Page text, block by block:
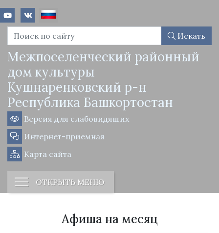
Искать
Межпоселенческий районный
дом культуры
Кушнаренковский р-н
Республика Башкортостан
Версия для слабовидящих
Интернет-приемная
Карта сайта
ОТКРЫТЬ МЕНЮ
Афиша на месяц